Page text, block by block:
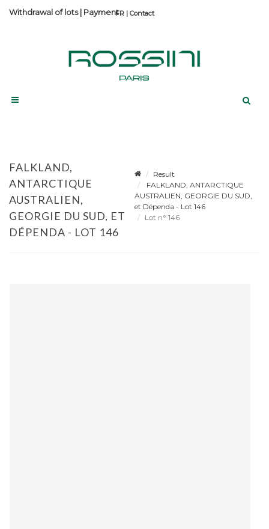
Contact
Withdrawal of lots| Payment
FALKLAND,
ANTARCTIQUE
AUSTRALIEN,
GEORGIE DU SUD, ET
DÉPENDA - LOT 146
Result
FALKLAND, ANTARCTIQUE
AUSTRALIEN, GEORGIE DU SUD,
et Dépenda - Lot 146
Lot n° 146